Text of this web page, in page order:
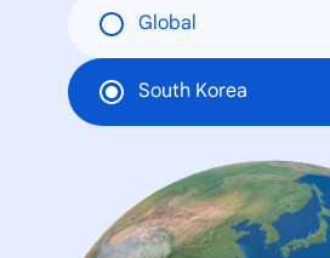
Global
South Korea